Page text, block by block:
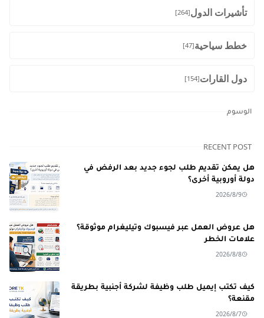
تأشيرات الدول[264]
خطط سياحية[47]
دول القارات[154]
الوسوم
RECENT POST
هل يمكن تقديم طلب لجوء جديد بعد الرفض في
دولة أوروبية أخرى؟
2026/8/9
هل عروض العمل عبر فيسبوك وتيليغرام موثوقة؟
علامات الخطر
2026/8/8
كيف تكتب إيميل طلب وظيفة لشركة أجنبية بطريقة
مقنعة؟
2026/8/7